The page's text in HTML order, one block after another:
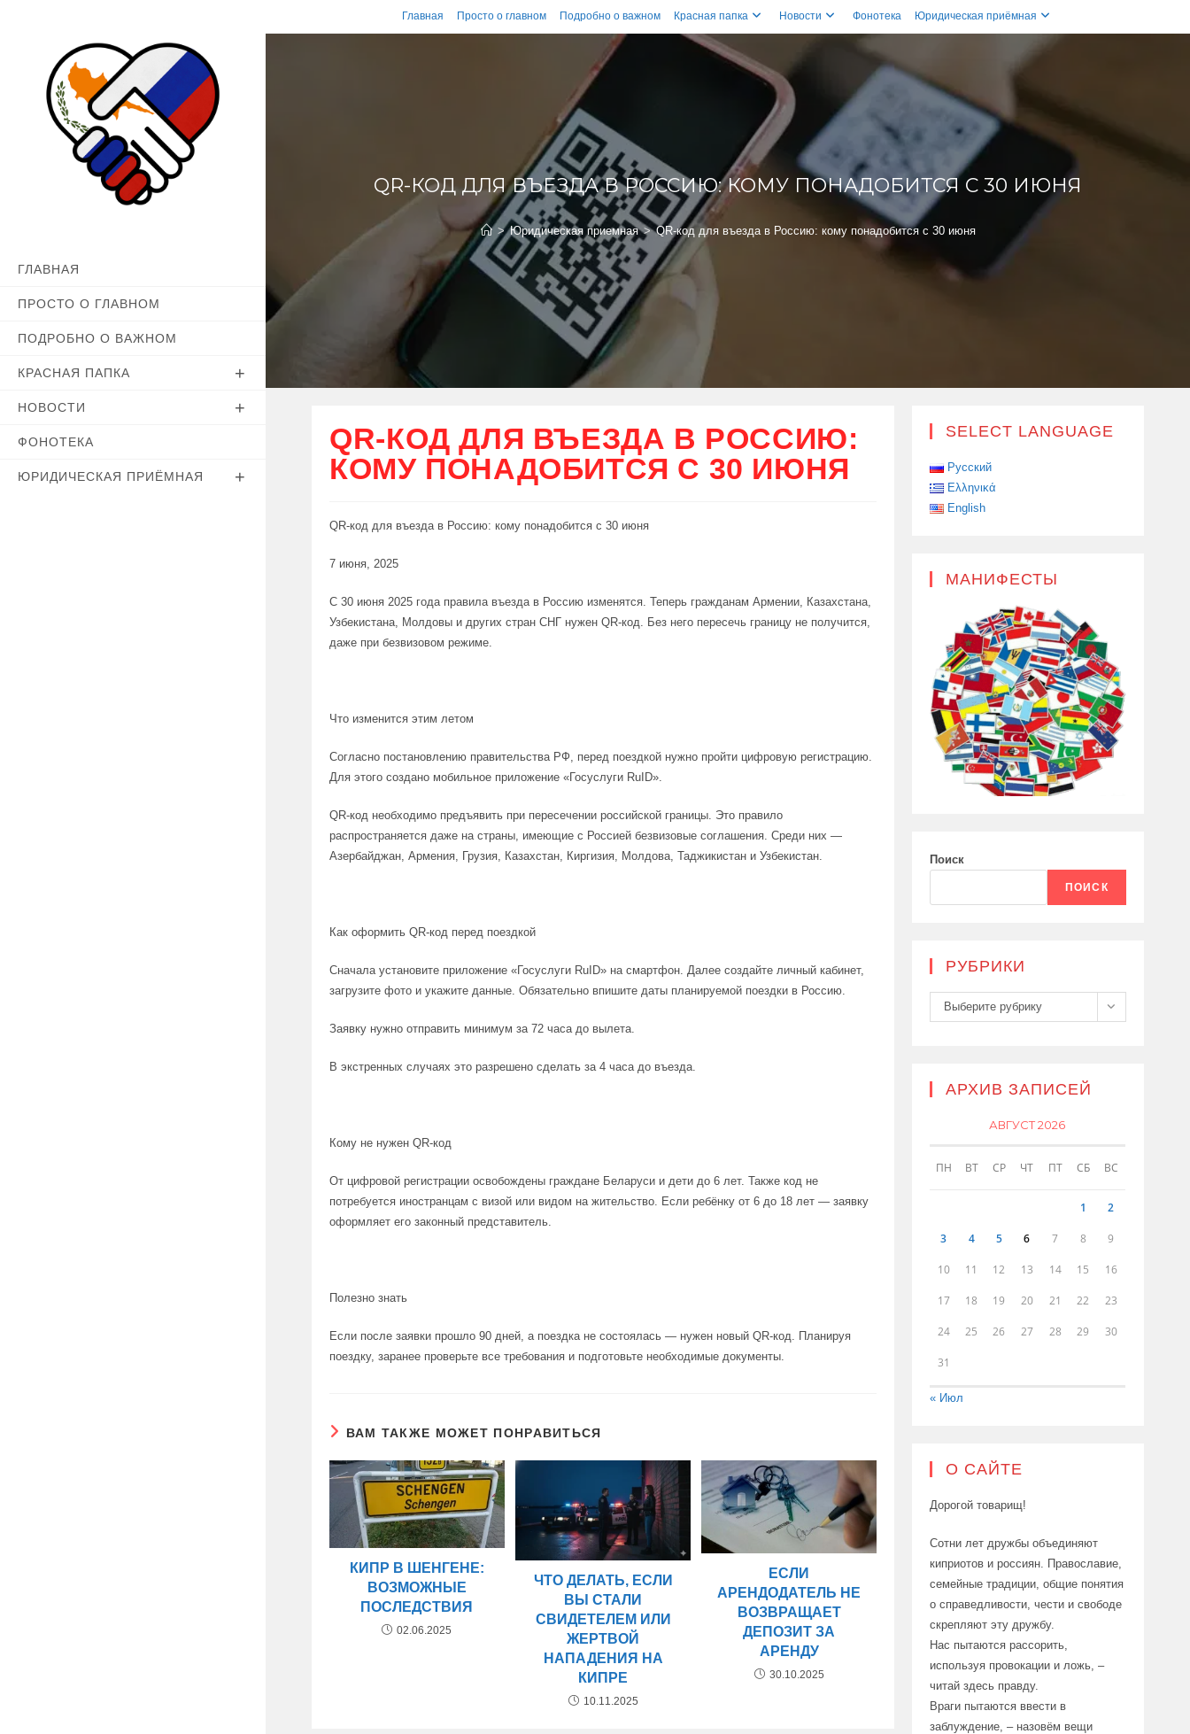
к
Главная Просто о главном Подробно о важном Красная папка Новости Фонотека Юридическая приёмная
ГЛАВНАЯ
ПРОСТО О ГЛАВНОМ
ПОДРОБНО О ВАЖНОМ
КРАСНАЯ ПАПКА
НОВОСТИ
ФОНОТЕКА
ЮРИДИЧЕСКАЯ ПРИЁМНАЯ
QR-КОД ДЛЯ ВЪЕЗДА В РОССИЮ: КОМУ ПОНАДОБИТСЯ С 30 ИЮНЯ
> Юридическая приемная > QR-код для въезда в Россию: кому понадобится с 30 июня
QR-КОД ДЛЯ ВЪЕЗДА В РОССИЮ:
КОМУ ПОНАДОБИТСЯ С 30 ИЮНЯ
QR-код для въезда в Россию: кому понадобится с 30 июня
7 июня, 2025
С 30 июня 2025 года правила въезда в Россию изменятся. Теперь гражданам Армении, Казахстана,
Узбекистана, Молдовы и других стран СНГ нужен QR-код. Без него пересечь границу не получится,
даже при безвизовом режиме.
Что изменится этим летом
Согласно постановлению правительства РФ, перед поездкой нужно пройти цифровую регистрацию.
Для этого создано мобильное приложение «Госуслуги RuID».
QR-код необходимо предъявить при пересечении российской границы. Это правило
распространяется даже на страны, имеющие с Россией безвизовые соглашения. Среди них —
Азербайджан, Армения, Грузия, Казахстан, Киргизия, Молдова, Таджикистан и Узбекистан.
Как оформить QR-код перед поездкой
Сначала установите приложение «Госуслуги RuID» на смартфон. Далее создайте личный кабинет,
загрузите фото и укажите данные. Обязательно впишите даты планируемой поездки в Россию.
Заявку нужно отправить минимум за 72 часа до вылета.
В экстренных случаях это разрешено сделать за 4 часа до въезда.
Кому не нужен QR-код
От цифровой регистрации освобождены граждане Беларуси и дети до 6 лет. Также код не
потребуется иностранцам с визой или видом на жительство. Если ребёнку от 6 до 18 лет — заявку
оформляет его законный представитель.
Полезно знать
Если после заявки прошло 90 дней, а поездка не состоялась — нужен новый QR-код. Планируя
поездку, заранее проверьте все требования и подготовьте необходимые документы.
ВАМ ТАКЖЕ МОЖЕТ ПОНРАВИТЬСЯ
КИПР В ШЕНГЕНЕ:
ВОЗМОЖНЫЕ
ПОСЛЕДСТВИЯ
02.06.2025
ЧТО ДЕЛАТЬ, ЕСЛИ
ВЫ СТАЛИ
СВИДЕТЕЛЕМ ИЛИ
ЖЕРТВОЙ
НАПАДЕНИЯ НА
КИПРЕ
10.11.2025
ЕСЛИ
АРЕНДОДАТЕЛЬ НЕ
ВОЗВРАЩАЕТ
ДЕПОЗИТ ЗА
АРЕНДУ
30.10.2025
SELECT LANGUAGE
Русский
Ελληνικά
English
МАНИФЕСТЫ
Поиск
ПОИСК
РУБРИКИ
Рубрики
Выберите рубрику
АРХИВ ЗАПИСЕЙ
АВГУСТ 2026
ПН ВТ СР ЧТ ПТ СБ ВС
1 2
3 4 5 6 7 8 9
10 11 12 13 14 15 16
17 18 19 20 21 22 23
24 25 26 27 28 29 30
31
« Июл
О САЙТЕ
Дорогой товарищ!
Сотни лет дружбы объединяют
киприотов и россиян. Православие,
семейные традиции, общие понятия
о справедливости, чести и свободе
скрепляют эту дружбу.
Нас пытаются рассорить,
используя провокации и ложь, –
читай здесь правду.
Враги пытаются ввести в
заблуждение, – назовём вещи